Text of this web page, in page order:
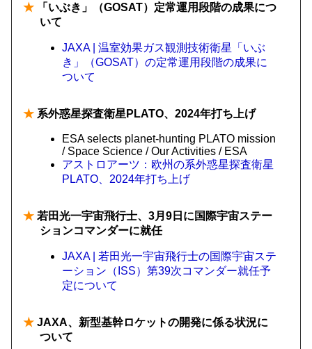
★ 「いぶき」（GOSAT）定常運用段階の成果につ
いて
JAXA | 温室効果ガス観測技術衛星「いぶ
き」（GOSAT）の定常運用段階の成果に
ついて
★ 系外惑星探査衛星PLATO、2024年打ち上げ
ESA selects planet-hunting PLATO mission
/ Space Science / Our Activities / ESA
アストロアーツ：欧州の系外惑星探査衛星
PLATO、2024年打ち上げ
★ 若田光一宇宙飛行士、3月9日に国際宇宙ステー
ションコマンダーに就任
JAXA | 若田光一宇宙飛行士の国際宇宙ステ
ーション（ISS）第39次コマンダー就任予
定について
★ JAXA、新型基幹ロケットの開発に係る状況に
ついて